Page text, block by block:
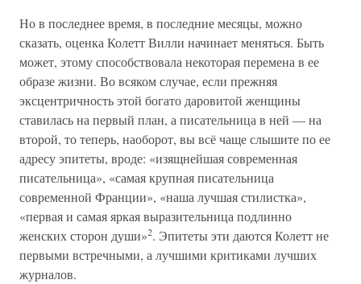
Но в последнее время, в последние месяцы, можно
сказать, оценка Колетт Вилли начинает меняться. Быть
может, этому способствовала некоторая перемена в ее
образе жизни. Во всяком случае, если прежняя
эксцентричность этой богато даровитой женщины
ставилась на первый план, а писательница в ней — на
второй, то теперь, наоборот, вы всё чаще слышите по ее
адресу эпитеты, вроде: «изящнейшая современная
писательница», «самая крупная писательница
современной Франции», «наша лучшая стилистка»,
«первая и самая яркая выразительница подлинно
женских сторон души»2. Эпитеты эти даются Колетт не
первыми встречными, а лучшими критиками лучших
журналов.